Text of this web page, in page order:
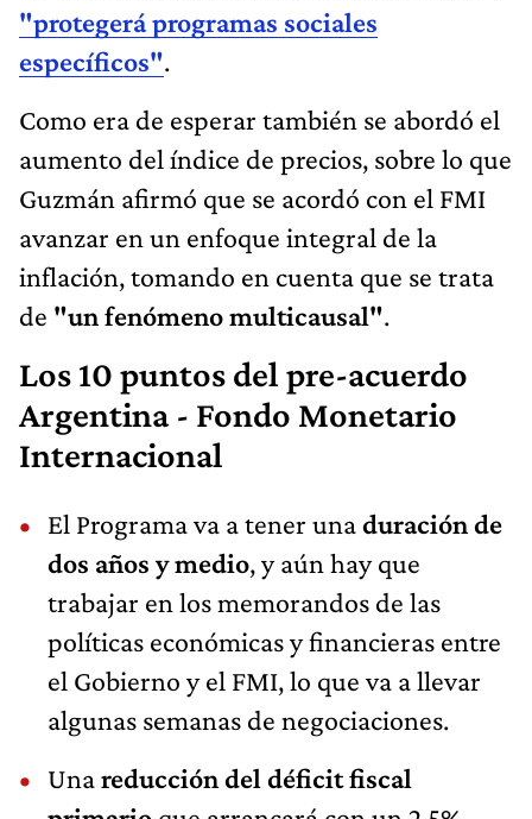
"protegerá programas sociales
específicos".
Como era de esperar también se abordó el
aumento del índice de precios, sobre lo que
Guzmán afirmó que se acordó con el FMI
avanzar en un enfoque integral de la
inflación, tomando en cuenta que se trata
de "un fenómeno multicausal".
Los 10 puntos del pre-acuerdo
Argentina - Fondo Monetario
Internacional
El Programa va a tener unaduración de
dos años y medio, y aún hay que
trabajar en los memorandos de las
políticas económicas y financieras entre
el Gobierno y el FMI, lo que va a llevar
algunas semanas de negociaciones.
Unareducción del déficit fiscal